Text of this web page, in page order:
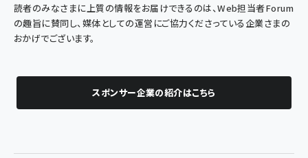
読者のみなさまに上質の情報をお届けできるのは、Web担当者Forum
の趣旨に賛同し、媒体としての運営にご協力くださっている企業さまの
おかげでございます。
スポンサー企業の紹介はこちら